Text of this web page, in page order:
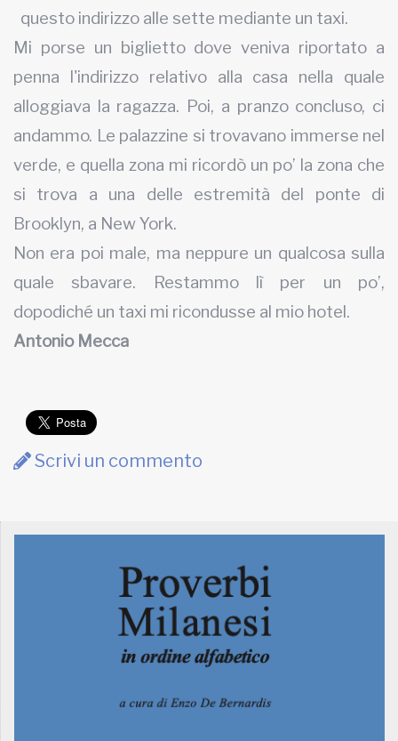
questo indirizzo alle sette mediante un taxi.
Mi porse un biglietto dove veniva riportato a
penna l'indirizzo relativo alla casa nella quale
alloggiava la ragazza. Poi, a pranzo concluso, ci
andammo. Le palazzine si trovavano immerse nel
verde, e quella zona mi ricordò un po’ la zona che
si trova a una delle estremità del ponte di
Brooklyn, a New York.
Non era poi male, ma neppure un qualcosa sulla
quale sbavare. Restammo lì per un po’,
dopodiché un taxi mi ricondusse al mio hotel.
Antonio Mecca
Scrivi un commento